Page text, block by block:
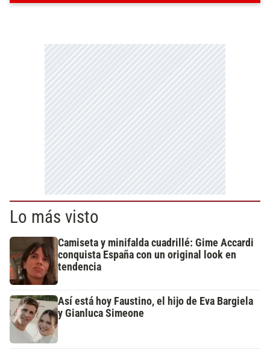
Lo más visto
Camiseta y minifalda cuadrillé: Gime Accardi
conquista España con un original look en
tendencia
Así está hoy Faustino, el hijo de Eva Bargiela
y Gianluca Simeone